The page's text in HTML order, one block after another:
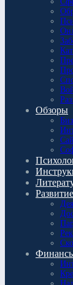
Обзоры